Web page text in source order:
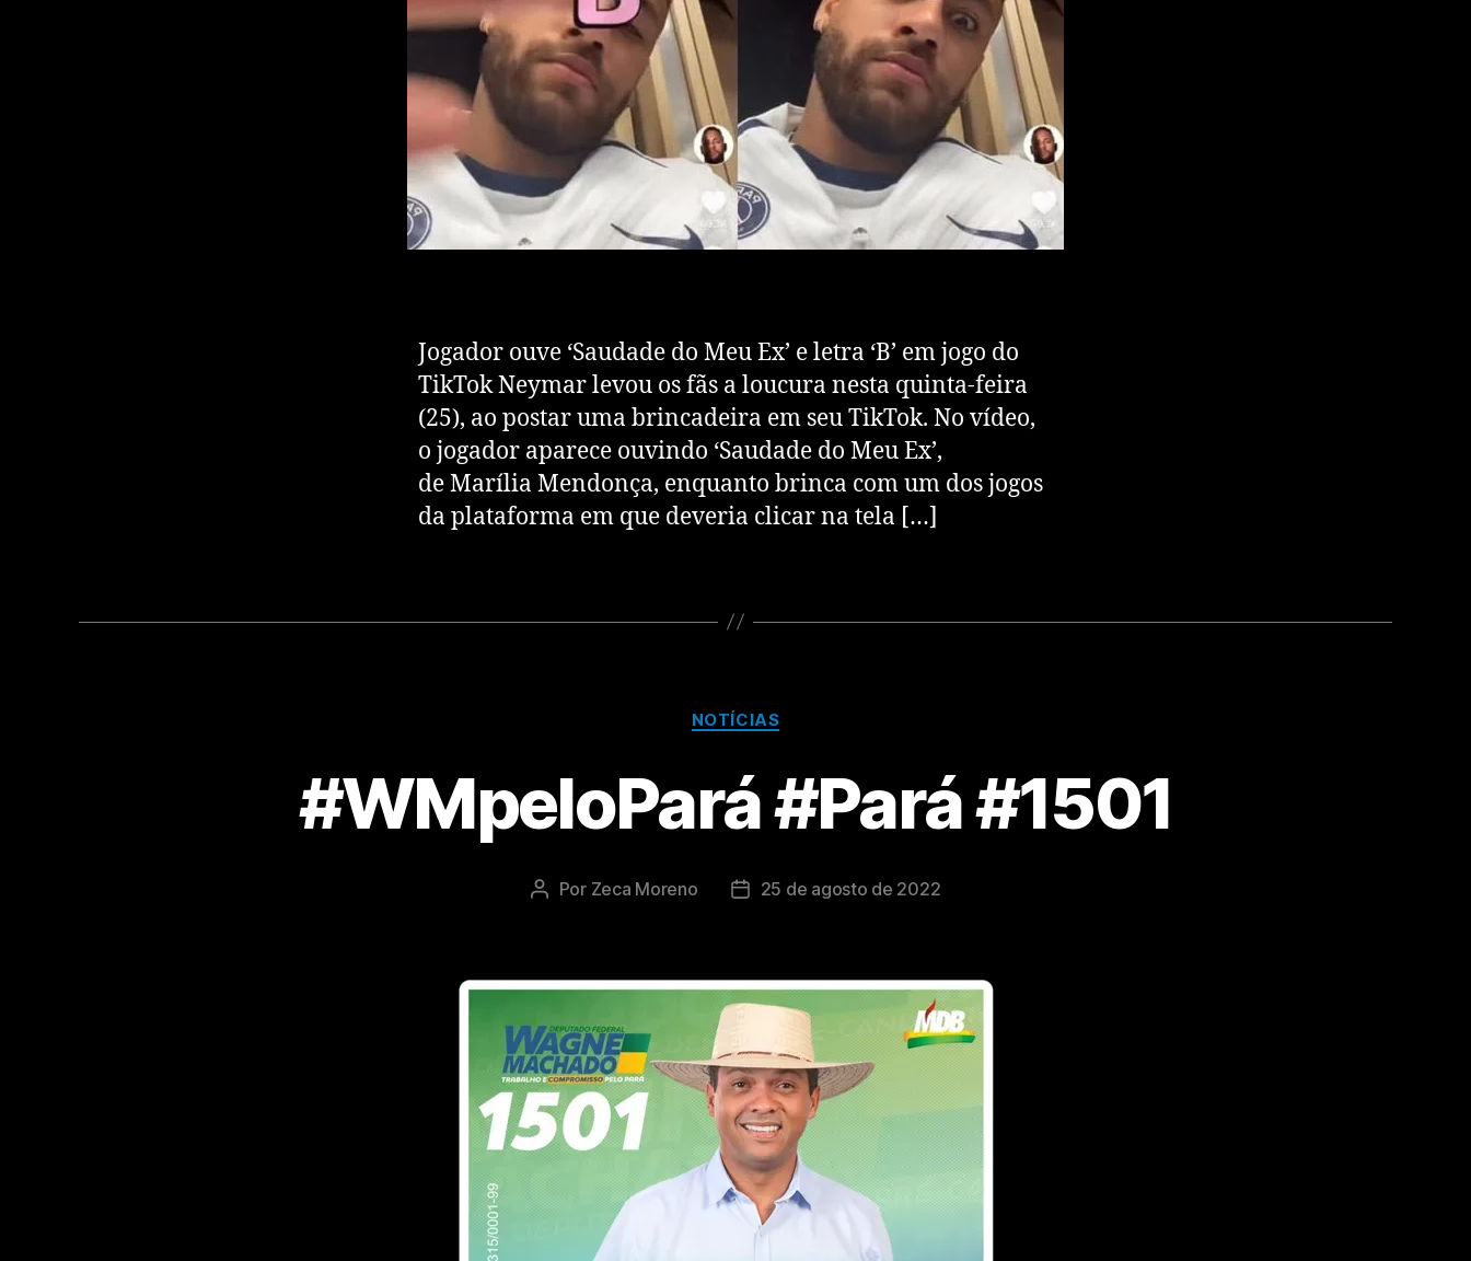
Jogador ouve ‘Saudade do Meu Ex’ e letra ‘B’ em jogo do
TikTok Neymar levou os fãs a loucura nesta quinta-feira
(25), ao postar uma brincadeira em seu TikTok. No vídeo,
o jogador aparece ouvindo ‘Saudade do Meu Ex’,
de Marília Mendonça, enquanto brinca com um dos jogos
da plataforma em que deveria clicar na tela […]
NOTÍCIAS
#WMpeloPará #Pará #1501
Por Zeca Moreno 25 de agosto de 2022